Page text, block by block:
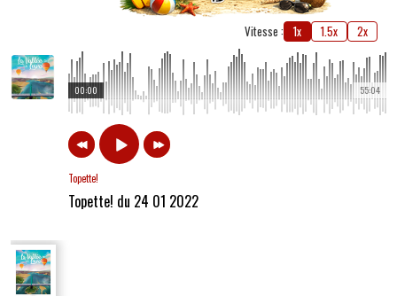
Vitesse : 1x 1.5x 2x
55:04
00:00
Topette!
Topette! du 24 01 2022